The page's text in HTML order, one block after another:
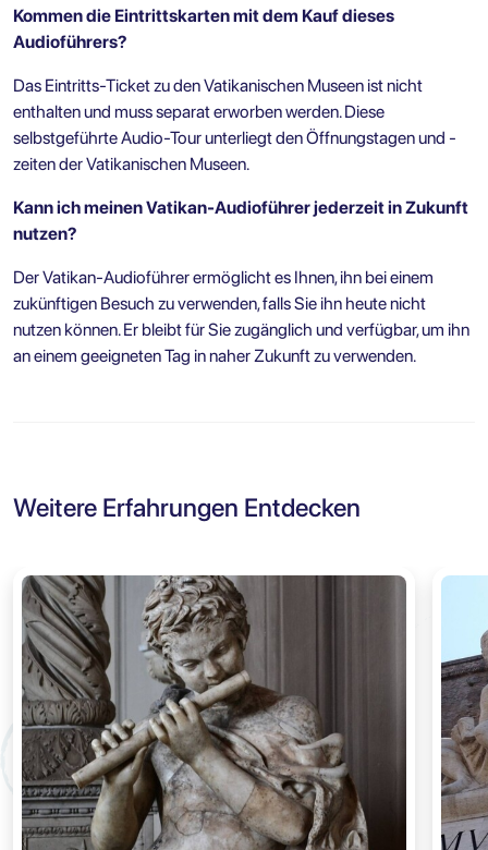
Kommen die Eintrittskarten mit dem Kauf dieses
Audioführers?
Das Eintritts-Ticket zu den Vatikanischen Museen ist nicht
enthalten und muss separat erworben werden. Diese
selbstgeführte Audio-Tour unterliegt den Öffnungstagen und -
zeiten der Vatikanischen Museen.
Kann ich meinen Vatikan-Audioführer jederzeit in Zukunft
nutzen?
Der Vatikan-Audioführer ermöglicht es Ihnen, ihn bei einem
zukünftigen Besuch zu verwenden, falls Sie ihn heute nicht
nutzen können. Er bleibt für Sie zugänglich und verfügbar, um ihn
an einem geeigneten Tag in naher Zukunft zu verwenden.
Weitere Erfahrungen Entdecken